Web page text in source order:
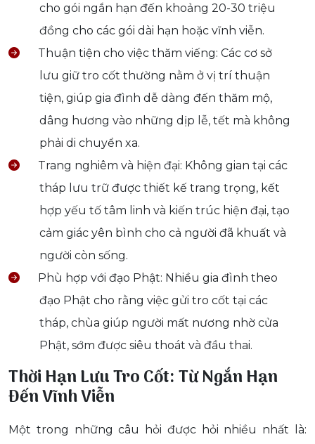
cho gói ngắn hạn đến khoảng 20-30 triệu
đồng cho các gói dài hạn hoặc vĩnh viễn.
Thuận tiện cho việc thăm viếng: Các cơ sở
lưu giữ tro cốt thường nằm ở vị trí thuận
tiện, giúp gia đình dễ dàng đến thăm mộ,
dâng hương vào những dịp lễ, tết mà không
phải di chuyển xa.
Trang nghiêm và hiện đại: Không gian tại các
tháp lưu trữ được thiết kế trang trọng, kết
hợp yếu tố tâm linh và kiến trúc hiện đại, tạo
cảm giác yên bình cho cả người đã khuất và
người còn sống.
Phù hợp với đạo Phật: Nhiều gia đình theo
đạo Phật cho rằng việc gửi tro cốt tại các
tháp, chùa giúp người mất nương nhờ cửa
Phật, sớm được siêu thoát và đầu thai.
Thời Hạn Lưu Tro Cốt: Từ Ngắn Hạn
Đến Vĩnh Viễn
Một trong những câu hỏi được hỏi nhiều nhất là: